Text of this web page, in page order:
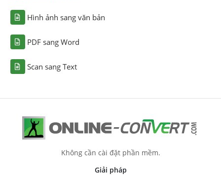
Hình ảnh sang văn bản
PDF sang Word
Scan sang Text
Không cần cài đặt phần mềm.
Giải pháp